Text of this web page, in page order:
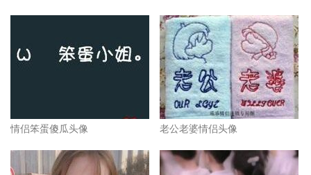
情侣笨蛋傻瓜头像 老公老婆情侣头像